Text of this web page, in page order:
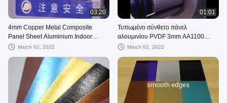
03:20
4mm Copper Metal Composite
Panel Sheet Aluminium Indoor
1000mm
March 02, 2022
01:01
Τυπωμένο σύνθετο πάνελ
αλουμινίου PVDF 3mm AA1100
Ανακυκλωμένο
March 02, 2022